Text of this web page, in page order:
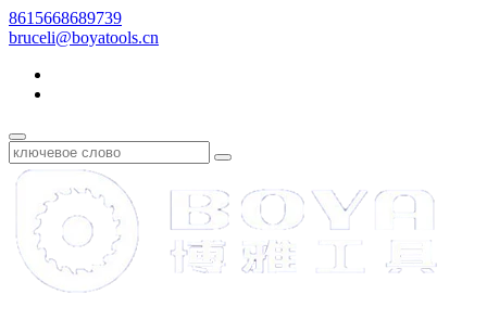
8615668689739
bruceli@boyatools.cn